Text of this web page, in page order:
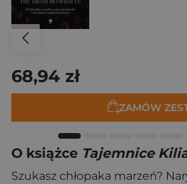
68,94 zł
ZAMÓW
O książce Tajemnice
Szukasz chłopaka marzeń?